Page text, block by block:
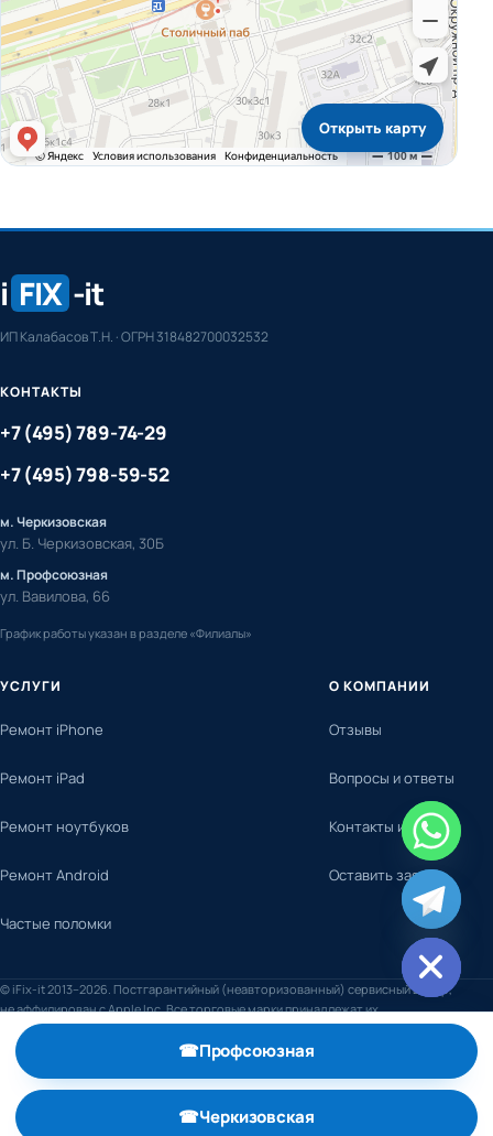
Открыть карту
i FIX -it
ИП Калабасов Т.Н. · ОГРН 318482700032532
УСЛУГИ
Ремонт iPhone
Ремонт iPad
Ремонт ноутбуков
Ремонт Android
Частые поломки
О КОМПАНИИ
Отзывы
Вопросы и ответы
Контакты и адреса
Оставить заявку
КОНТАКТЫ
+7 (495) 789-74-29
+7 (495) 798-59-52
м. Черкизовская
ул. Б. Черкизовская, 30Б
м. Профсоюзная
ул. Вавилова, 66
График работы указан в разделе «Филиалы»
© iFix-it 2013–2026. Постгарантийный (неавторизованный) сервисный центр,
не аффилирован с Apple Inc. Все торговые марки принадлежат их
правообладателям.
☎Профсоюзная
, телефон +7 (495) 798-59-52
☎Черкизовская
, телефон +7 (495) 789-74-29
Hide
chaty